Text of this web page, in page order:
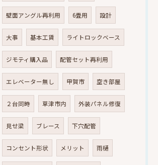
壁面アングル再利用 6畳用 設計
大事 基本工賃 ライトロックベース
ジモティ購入品 配管セット再利用
エレベーター無し 甲賀市 空き部屋
２台同時 草津市内 外装パネル修復
見せ梁 ブレース 下穴配管
コンセント形状 メリット 雨樋